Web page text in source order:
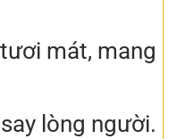
mát, mang
lòng người.